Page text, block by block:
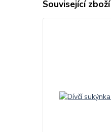
Související zboží